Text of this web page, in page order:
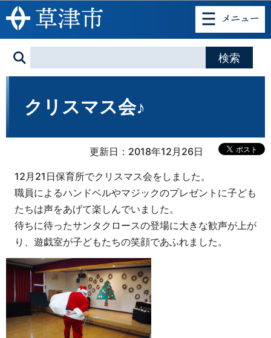
このページの本文へ移動
クリスマス会♪
更新日：2018年12月26日
12月21日保育所でクリスマス会をしました。
職員によるハンドベルやマジックのプレゼントに子ども
たちは声をあげて楽しんでいました。
待ちに待ったサンタクロースの登場に大きな歓声が上が
り、遊戯室が子どもたちの笑顔であふれました。